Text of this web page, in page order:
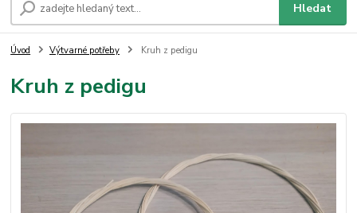
Hledat
Úvod Výtvarné potřeby Kruh z pedigu
Kruh z pedigu